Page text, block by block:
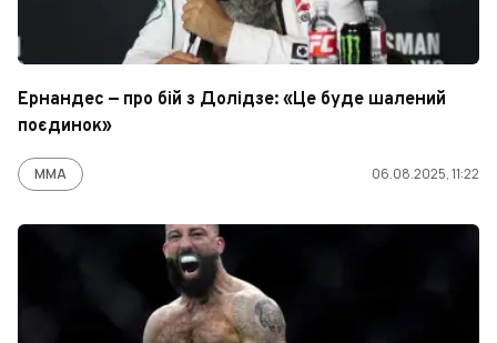
Ернандес — про бій з Долідзе: «Це буде шалений
поєдинок»
ММА 06.08.2025, 11:22